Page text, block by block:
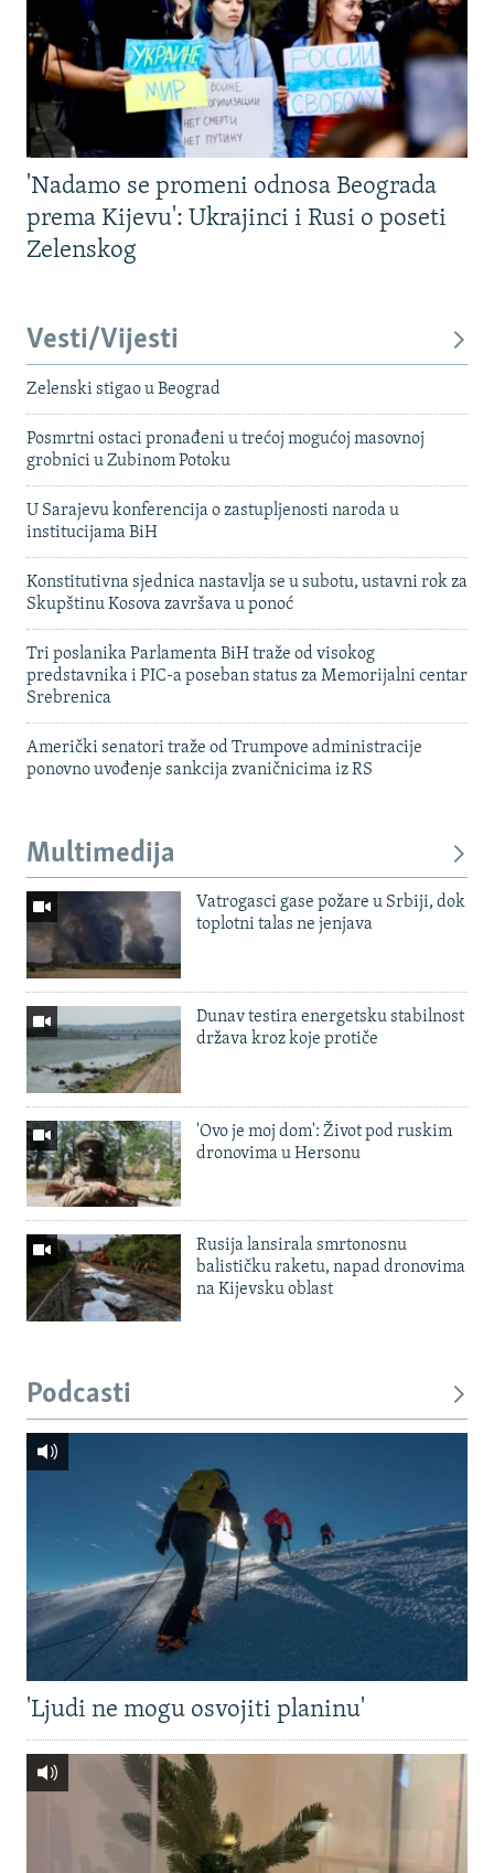
'Nadamo se promeni odnosa Beograda
prema Kijevu': Ukrajinci i Rusi o poseti
Zelenskog
Vesti/Vijesti
Zelenski stigao u Beograd
Posmrtni ostaci pronađeni u trećoj mogućoj masovnoj
grobnici u Zubinom Potoku
U Sarajevu konferencija o zastupljenosti naroda u
institucijama BiH
Konstitutivna sjednica nastavlja se u subotu, ustavni rok za
Skupštinu Kosova završava u ponoć
Tri poslanika Parlamenta BiH traže od visokog
predstavnika i PIC-a poseban status za Memorijalni centar
Srebrenica
Američki senatori traže od Trumpove administracije
ponovno uvođenje sankcija zvaničnicima iz RS
Multimedija
Vatrogasci gase požare u Srbiji, dok
toplotni talas ne jenjava
Dunav testira energetsku stabilnost
država kroz koje protiče
'Ovo je moj dom': Život pod ruskim
dronovima u Hersonu
Rusija lansirala smrtonosnu
balističku raketu, napad dronovima
na Kijevsku oblast
Podcasti
'Ljudi ne mogu osvojiti planinu'